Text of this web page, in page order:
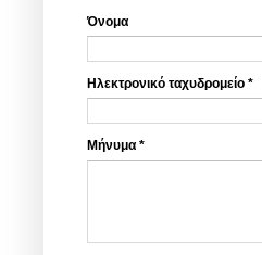
Όνομα
Ηλεκτρονικό ταχυδρομείο *
Μήνυμα *